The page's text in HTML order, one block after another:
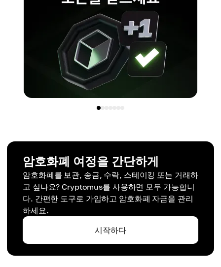
암호화폐 여정을 간단하게
암호화폐를 보관, 송금, 수락, 스테이킹 또는 거래하
고 싶나요? Cryptomus를 사용하면 모두 가능합니
다. 간편한 도구로 가입하고 암호화폐 자금을 관리
하세요.
시작하다